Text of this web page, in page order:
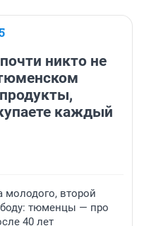
никто не
каждый
второй
тюменцы — про
40 лет